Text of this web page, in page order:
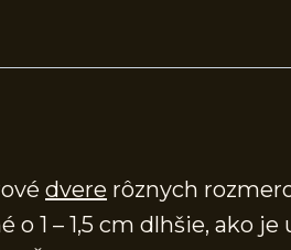
dvere rôznych
o 1 – 1,5 cm dlhšie, ako